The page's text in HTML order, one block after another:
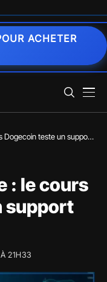
ACHETER
Dogecoin teste un support
: le cours
support
21H33